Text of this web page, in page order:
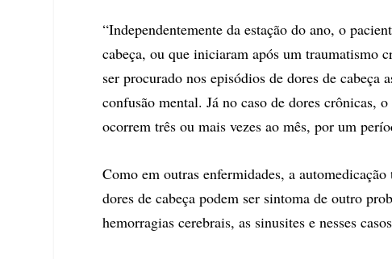
“Independentemente da estação do ano, o
cabeça, ou que iniciaram após um traumatismo
ser procurado nos episódios de dores de cabeça
confusão mental. Já no caso de dores crônicas,
ocorrem três ou mais vezes ao mês, por um
Como em outras enfermidades, a
dores de cabeça podem ser sintoma de outro
hemorragias cerebrais, as sinusites e nesses